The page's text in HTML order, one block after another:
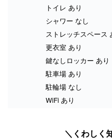
トイレ あり
シャワー なし
ストレッチスペース
更衣室 あり
鍵なしロッカー あり
駐車場 あり
駐輪場 なし
WiFi あり
＼くわしく